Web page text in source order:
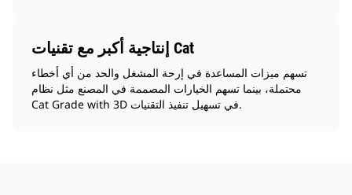
إنتاجية أكبر مع تقنيات Cat
تسهم ميزات المساعدة في إرحة المشغل والحد من أي أخطاء
محتملة، بينما تسهم الخيارات المصممة في المصنع مثل نظام
Cat Grade with 3D في تسهيل تنفيذ التقنيات.